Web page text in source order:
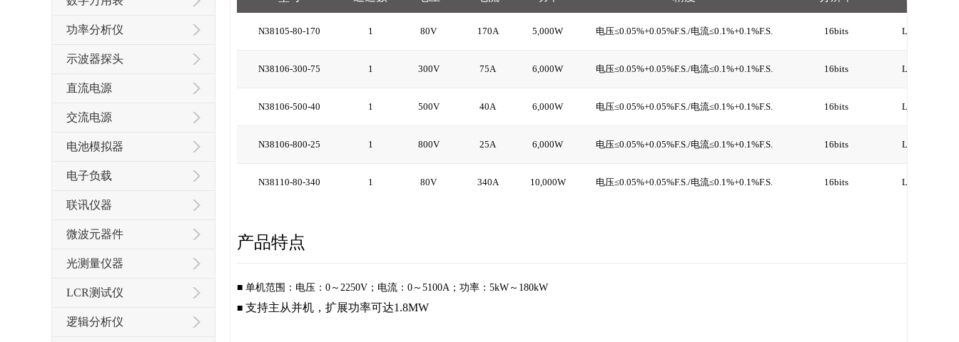
功率分析仪
示波器探头
直流电源
交流电源
电池模拟器
电子负载
联讯仪器
微波元器件
光测量仪器
LCR测试仪
逻辑分析仪
N38105-80-170 1 80V 170A 5,000W 电压≤0.05%+0.05%F.S./电流≤0.1%+0.1%F.S. 16bits LAN、RS232
N38106-300-75 1 300V 75A 6,000W 电压≤0.05%+0.05%F.S./电流≤0.1%+0.1%F.S. 16bits LAN、RS232
N38106-500-40 1 500V 40A 6,000W 电压≤0.05%+0.05%F.S./电流≤0.1%+0.1%F.S. 16bits LAN、RS232
N38106-800-25 1 800V 25A 6,000W 电压≤0.05%+0.05%F.S./电流≤0.1%+0.1%F.S. 16bits LAN、RS232
N38110-80-340 1 80V 340A 10,000W 电压≤0.05%+0.05%F.S./电流≤0.1%+0.1%F.S. 16bits LAN、RS232
产品特点
■单机范围：电压：0～2250V；电流：0～5100A；功率：5kW～180kW
■ 支持主从并机，扩展功率可达1.8MW